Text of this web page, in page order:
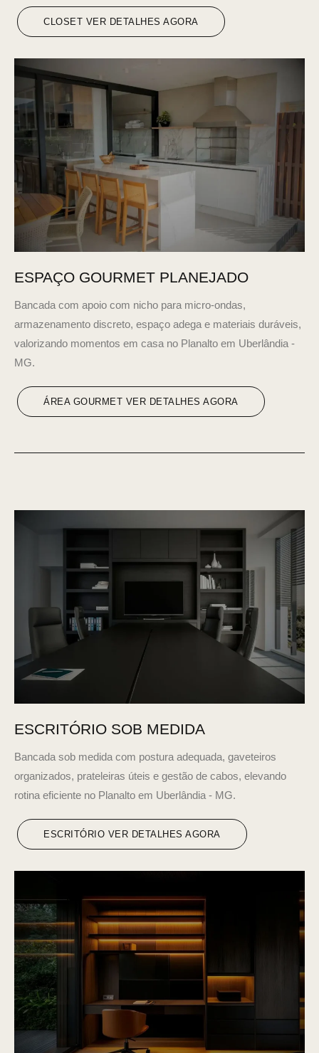
CLOSET VER DETALHES AGORA
ESPAÇO GOURMET PLANEJADO
Bancada com apoio com nicho para micro-ondas,
armazenamento discreto, espaço adega e materiais duráveis,
valorizando momentos em casa no Planalto em Uberlândia -
MG.
ÁREA GOURMET VER DETALHES AGORA
ESCRITÓRIO SOB MEDIDA
Bancada sob medida com postura adequada, gaveteiros
organizados, prateleiras úteis e gestão de cabos, elevando
rotina eficiente no Planalto em Uberlândia - MG.
ESCRITÓRIO VER DETALHES AGORA